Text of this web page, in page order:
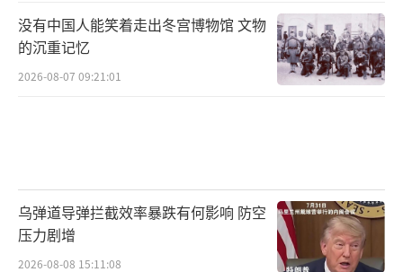
没有中国人能笑着走出冬宫博物馆 文物
的沉重记忆
2026-08-07 09:21:01
乌弹道导弹拦截效率暴跌有何影响 防空
压力剧增
2026-08-08 15:11:08